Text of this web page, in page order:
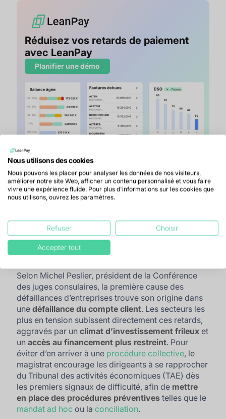
Réduisez vos retards de paiement
avec LeanPay
Planifier une démo
Face à l’instabilité
économique : prévenir plutôt
que guérir
Lors de la dernière table ronde, les intervenants ont
Selon Michel Peslier, président de la Conférence
des juges consulaires, la première cause des
défaillances d’entreprises trouve son origine dans
unedéfaillance du compte client. Les secteurs les
plus en tension subissent directement ces retards,
aggravés par unclimat d’investissement frileux et
unaccès au financement plus restreint. Pour
éviter d’en arriver à une procédure collective, le
magistrat encourage les dirigeants à se rapprocher
du Tribunal des activités économiques (TAE) dès
les premiers signaux de difficulté, afin de mettre
en place des procédures préventives telles que le
mandat ad hoc ou laconciliation.
Nous utilisons des cookies
Nous pouvons les placer pour analyser les données de nos visiteurs,
améliorer notre site Web, afficher un contenu personnalisé et vous faire
vivre une expérience fluide. Pour plus d'informations sur les cookies que
nous utilisons, ouvrez les paramètres.
Refuser Choisir
Accepter tout